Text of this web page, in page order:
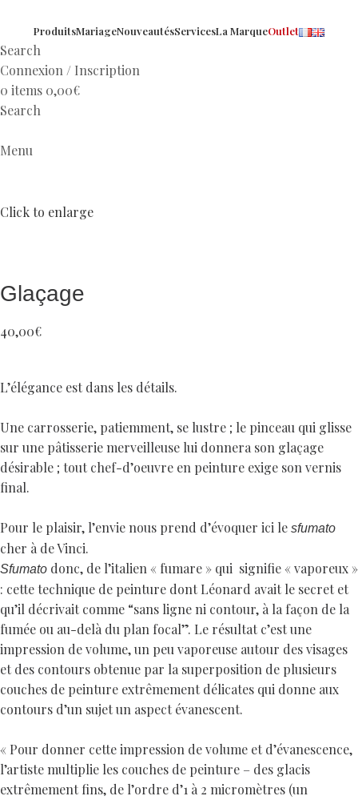
ProduitsMariageNouveautésServicesLa MarqueOutlet
Search
Connexion / Inscription
0 items 0,00€
Search
Menu
Click to enlarge
Glaçage
40,00€
L’élégance est dans les détails.
Une carrosserie, patiemment, se lustre ; le pinceau qui glisse
sur une pâtisserie merveilleuse lui donnera son glaçage
désirable ; tout chef-d’oeuvre en peinture exige son vernis
final.
Pour le plaisir, l’envie nous prend d’évoquer ici le sfumato
cher à de Vinci.
Sfumato donc, de l’italien « fumare » qui signifie « vaporeux »
: cette technique de peinture dont Léonard avait le secret et
qu’il décrivait comme “sans ligne ni contour, à la façon de la
fumée ou au-delà du plan focal”. Le résultat c’est une
impression de volume, un peu vaporeuse autour des visages
et des contours obtenue par la superposition de plusieurs
couches de peinture extrêmement délicates qui donne aux
contours d’un sujet un aspect évanescent.
« Pour donner cette impression de volume et d’évanescence,
l’artiste multiplie les couches de peinture – des glacis
extrêmement fins, de l’ordre d’1 à 2 micromètres (un